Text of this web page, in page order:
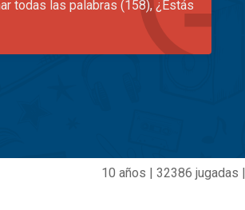
todas las palabras (158), ¿Estás
10 años | 32386 jugadas |